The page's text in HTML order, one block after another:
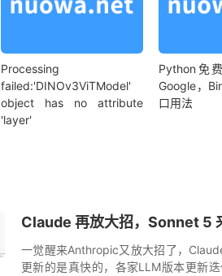
Processing
failed:'DINOv3ViTModel'
object has no attribute
'layer'
Python免
Google，
口用法
Claude 再放大招，Sonnet 5
一觉醒来Anthropic又放大招了，
更新的是真快的，各家LLM版本更新